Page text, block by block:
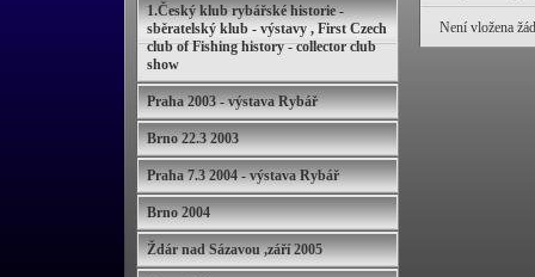
Není vložena
1.Český klub rybářské historie -
sběratelský klub - výstavy , First Czech
club of Fishing history - collector club
show
Praha 2003 - výstava Rybář
Brno 22.3 2003
Praha 7.3 2004 - výstava Rybář
Brno 2004
Ždár nad Sázavou ,září 2005